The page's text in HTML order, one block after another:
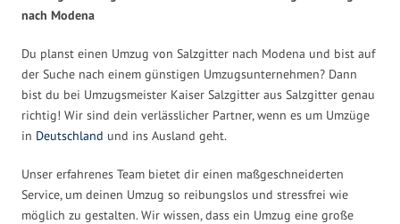
nach Modena
Du planst einen Umzug von Salzgitter nach Modena und bist auf
der Suche nach einem günstigen Umzugsunternehmen? Dann
bist du bei Umzugsmeister Kaiser Salzgitter aus Salzgitter genau
richtig! Wir sind dein verlässlicher Partner, wenn es um Umzüge
in Deutschland und ins Ausland geht.
Unser erfahrenes Team bietet dir einen maßgeschneiderten
Service, um deinen Umzug so reibungslos und stressfrei wie
möglich zu gestalten. Wir wissen, dass ein Umzug eine große